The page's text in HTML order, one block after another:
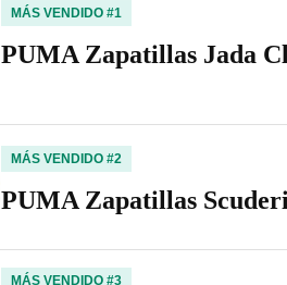
MÁS VENDIDO #1
PUMA Zapatillas Jada
MÁS VENDIDO #2
PUMA Zapatillas
MÁS VENDIDO #3